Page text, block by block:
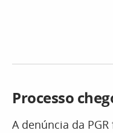
Processo
A denúncia da